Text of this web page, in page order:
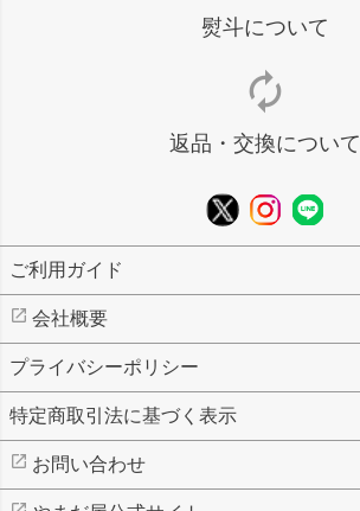
熨斗について
autorenew
返品・交換について
ご利用ガイド
会社概要
プライバシーポリシー
特定商取引法に基づく表示
お問い合わせ